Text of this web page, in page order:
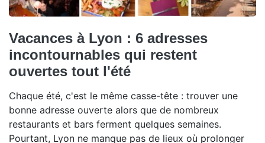
Vacances à Lyon : 6 adresses
incontournables qui restent
ouvertes tout l'été
Chaque été, c'est le même casse-tête : trouver une
bonne adresse ouverte alors que de nombreux
restaurants et bars ferment quelques semaines.
Pourtant, Lyon ne manque pas de lieux où prolonger